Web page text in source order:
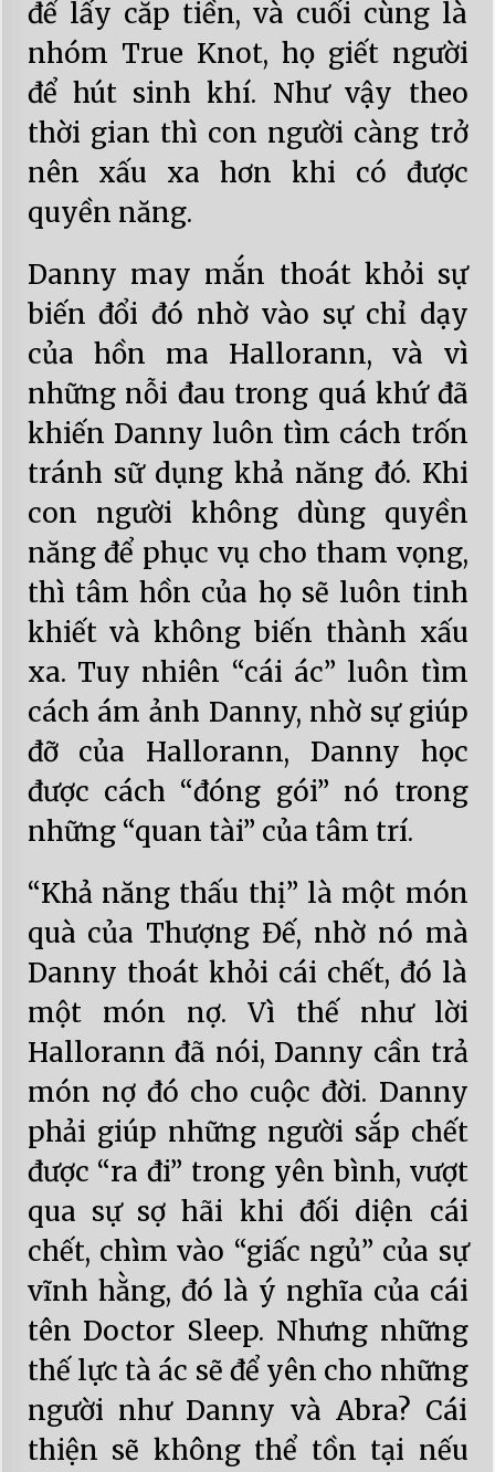
để lấy cắp tiền, và cuối cùng là
nhóm True Knot, họ giết người
để hút sinh khí. Như vậy theo
thời gian thì con người càng trở
nên xấu xa hơn khi có được
quyền năng.
Danny may mắn thoát khỏi sự
biến đổi đó nhờ vào sự chỉ dạy
của hồn ma Hallorann, và vì
những nỗi đau trong quá khứ đã
khiến Danny luôn tìm cách trốn
tránh sữ dụng khả năng đó. Khi
con người không dùng quyền
năng để phục vụ cho tham vọng,
thì tâm hồn của họ sẽ luôn tinh
khiết và không biến thành xấu
xa. Tuy nhiên “cái ác” luôn tìm
cách ám ảnh Danny, nhờ sự giúp
đỡ của Hallorann, Danny học
được cách “đóng gói” nó trong
những “quan tài” của tâm trí.
“Khả năng thấu thị” là một món
quà của Thượng Đế, nhờ nó mà
Danny thoát khỏi cái chết, đó là
một món nợ. Vì thế như lời
Hallorann đã nói, Danny cần trả
món nợ đó cho cuộc đời. Danny
phải giúp những người sắp chết
được “ra đi” trong yên bình, vượt
qua sự sợ hãi khi đối diện cái
chết, chìm vào “giấc ngủ” của sự
vĩnh hằng, đó là ý nghĩa của cái
tên Doctor Sleep. Nhưng những
thế lực tà ác sẽ để yên cho những
người như Danny và Abra? Cái
thiện sẽ không thể tồn tại nếu